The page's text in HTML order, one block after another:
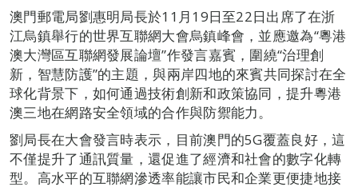
澳門郵電局劉惠明局長於11月19日至22日出席了在浙
江烏鎮舉行的世界互聯網大會烏鎮峰會，並應邀為“粵港
澳大灣區互聯網發展論壇”作發言嘉賓，圍繞“治理創
新，智慧防護”的主題，與兩岸四地的來賓共同探討在全
球化背景下，如何通過技術創新和政策協同，提升粵港
澳三地在網路安全領域的合作與防禦能力。
劉局長在大會發言時表示，目前澳門的5G覆蓋良好，這
不僅提升了通訊質量，還促進了經濟和社會的數字化轉
型。高水平的互聯網滲透率能讓市民和企業更便捷地接